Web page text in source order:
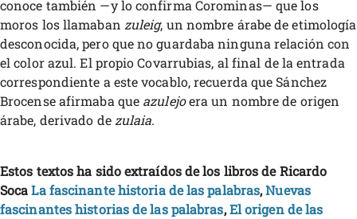
conoce también —y lo confirma Corominas— que los
moros los llamaban zuleig, un nombre árabe de etimología
desconocida, pero que no guardaba ninguna relación con
el color azul. El propio Covarrubias, al final de la entrada
correspondiente a este vocablo, recuerda que Sánchez
Brocense afirmaba que azulejoera un nombre de origen
árabe, derivado de zulaia.
Estos textos ha sido extraídos de los libros de Ricardo
SocaLa fascinante historia de las palabras,Nuevas
fascinantes historias de las palabras,El origen de las